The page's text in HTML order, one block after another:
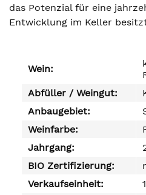
das Potenzial für eine
Entwicklung im Keller
Wein:
Abfüller / Weingut:
Anbaugebiet:
Weinfarbe:
Jahrgang:
BIO Zertifizierung:
Verkaufseinheit: